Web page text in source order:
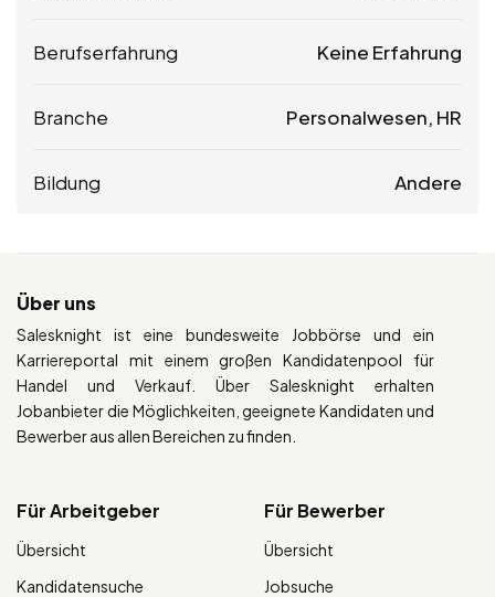
Berufserfahrung Keine Erfahrung
Branche Personalwesen, HR
Bildung Andere
Über uns
Salesknight ist eine bundesweite Jobbörse und ein
Karriereportal mit einem großen Kandidatenpool für
Handel und Verkauf. Über Salesknight erhalten
Jobanbieter die Möglichkeiten, geeignete Kandidaten und
Bewerber aus allen Bereichen zu finden.
Für Arbeitgeber
Übersicht
Kandidatensuche
Für Bewerber
Übersicht
Jobsuche